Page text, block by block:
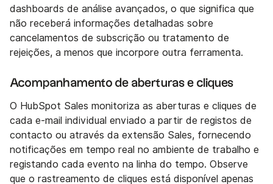
dashboards de análise avançados, o que significa que
não receberá informações detalhadas sobre
cancelamentos de subscrição ou tratamento de
rejeições, a menos que incorpore outra ferramenta.
Acompanhamento de aberturas e cliques
O HubSpot Sales monitoriza as aberturas e cliques de
cada e-mail individual enviado a partir de registos de
contacto ou através da extensão Sales, fornecendo
notificações em tempo real no ambiente de trabalho e
registando cada evento na linha do tempo. Observe
que o rastreamento de cliques está disponível apenas